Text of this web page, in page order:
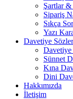
Şartlar
Sipariş
Sıkça
Yazı
Davetiye
Davetiye
Sünnet
Kına
Dini
Hakkımızda
İletişim